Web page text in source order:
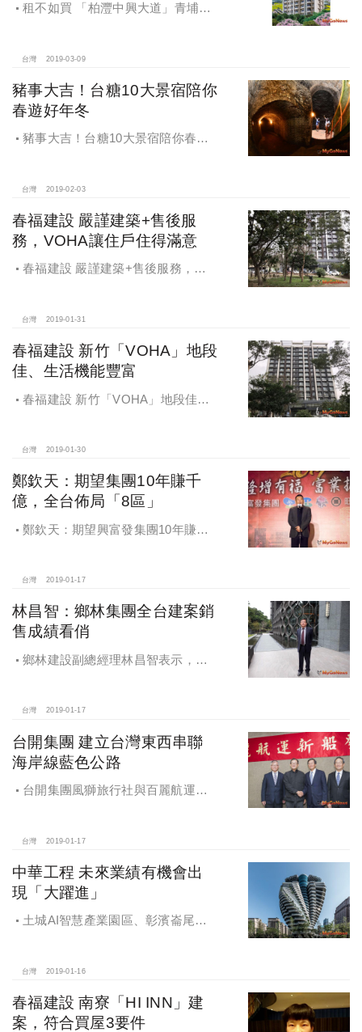
租不如買 「柏灃中興大道」青埔國
台灣 2019-03-09
豬事大吉！台糖10大景宿陪你
春遊好年冬
豬事大吉！台糖10大景宿陪你春遊
台灣 2019-02-03
春福建設 嚴謹建築+售後服
務，VOHA讓住戶住得滿意
春福建設 嚴謹建築+售後服務，
台灣 2019-01-31
春福建設 新竹「VOHA」地段
佳、生活機能豐富
春福建設 新竹「VOHA」地段佳、
台灣 2019-01-30
鄭欽天：期望集團10年賺千
億，全台佈局「8區」
鄭欽天：期望興富發集團10年賺千
店」領域
台灣 2019-01-17
林昌智：鄉林集團全台建案銷
售成績看俏
鄉林建設副總經理林昌智表示，鄉
台灣 2019-01-17
台開集團 建立台灣東西串聯
海岸線藍色公路
台開集團風獅旅行社與百麗航運共
船開航
台灣 2019-01-17
中華工程 未來業績有機會出
現「大躍進」
土城AI智慧產業園區、彰濱崙尾
台灣 2019-01-16
春福建設 南寮「HI INN」建
案，符合買屋3要件